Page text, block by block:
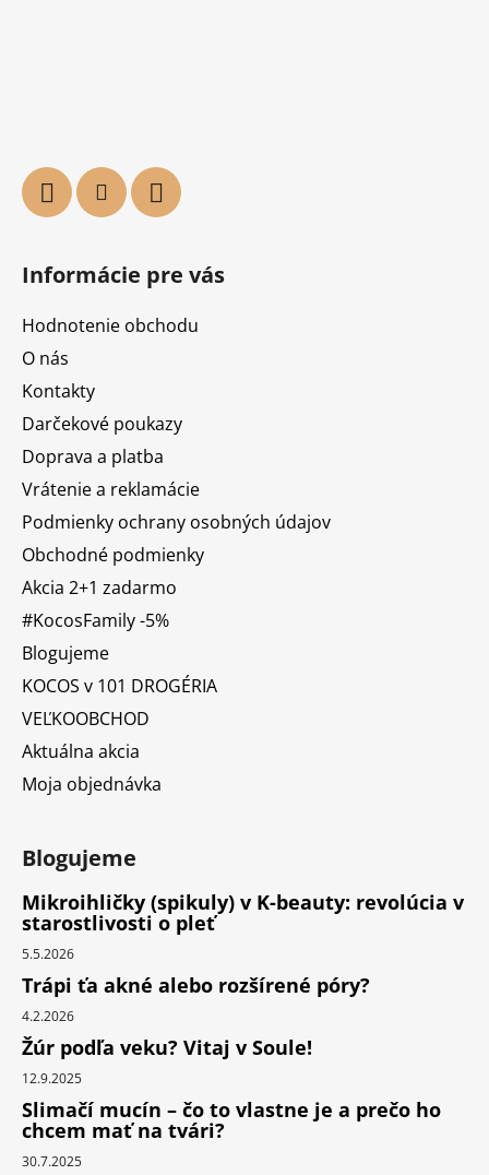
Informácie pre vás
Hodnotenie obchodu
O nás
Kontakty
Darčekové poukazy
Doprava a platba
Vrátenie a reklamácie
Podmienky ochrany osobných údajov
Obchodné podmienky
Akcia 2+1 zadarmo
#KocosFamily -5%
Blogujeme
KOCOS v 101 DROGÉRIA
VEĽKOOBCHOD
Aktuálna akcia
Moja objednávka
Blogujeme
Mikroihličky (spikuly) v K-beauty: revolúcia v
starostlivosti o pleť
5.5.2026
Trápi ťa akné alebo rozšírené póry?
4.2.2026
Žúr podľa veku? Vitaj v Soule!
12.9.2025
Slimačí mucín – čo to vlastne je a prečo ho
chcem mať na tvári?
30.7.2025